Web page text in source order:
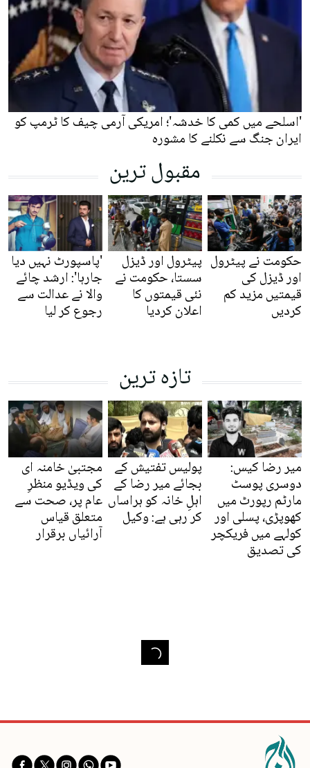
'اسلحے میں کمی کا خدشہ'؛ امریکی آرمی چیف کا ٹرمپ کو
ایران جنگ سے نکلنے کا مشورہ
مقبول ترین
حکومت نے پیٹرول
اور ڈیزل کی
قیمتیں مزید کم
کردیں
پیٹرول اور ڈیزل
سستا، حکومت نے
نئی قیمتوں کا
اعلان کردیا
'پاسپورٹ نہیں دیا
جارہا': ارشد چائے
والا نے عدالت سے
رجوع کر لیا
تازہ ترین
میر رضا کیس:
دوسری پوسٹ
مارٹم رپورٹ میں
کھوپڑی، پسلی اور
کولہے میں فریکچر
کی تصدیق
پولیس تفتیش کے
بجائے میر رضا کے
اہلِ خانہ کو ہراساں
کر رہی ہے: وکیل
مجتبیٰ خامنہ ای
کی ویڈیو منظرِ
عام پر، صحت سے
متعلق قیاس
آرائیاں برقرار